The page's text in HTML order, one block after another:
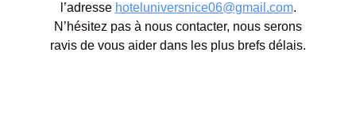
l’adresse hoteluniversnice06@gmail.com.
N’hésitez pas à nous contacter, nous serons
ravis de vous aider dans les plus brefs délais.